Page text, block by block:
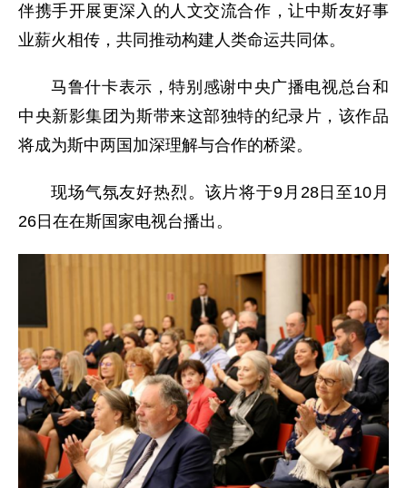
伴携手开展更深入的人文交流合作，让中斯友好事
业薪火相传，共同推动构建人类命运共同体。
马鲁什卡表示，特别感谢中央广播电视总台和
中央新影集团为斯带来这部独特的纪录片，该作品
将成为斯中两国加深理解与合作的桥梁。
现场气氛友好热烈。该片将于9月28日至10月
26日在在斯国家电视台播出。